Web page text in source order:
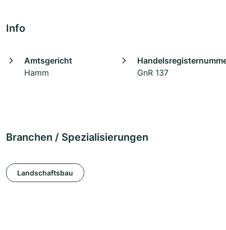
Info
Amtsgericht
Hamm
GnR 137
Branchen / Spezialisierungen
Landschaftsbau